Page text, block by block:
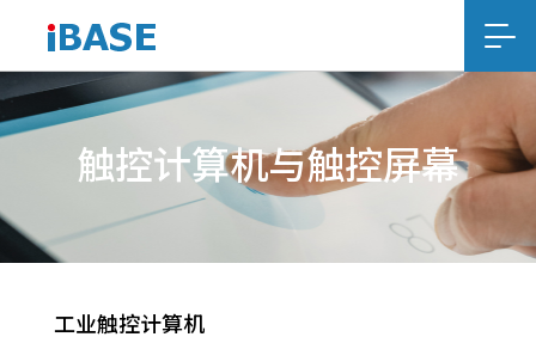
触控计算机与触控屏幕
工业触控计算机